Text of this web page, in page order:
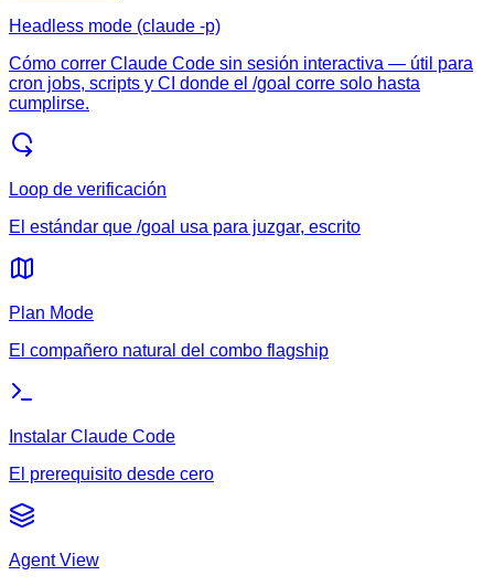
Headless mode (claude -p)
Cómo correr Claude Code sin sesión interactiva — útil para
cron jobs, scripts y CI donde el /goal corre solo hasta
cumplirse.
Loop de verificación
El estándar que /goal usa para juzgar, escrito
Plan Mode
El compañero natural del combo flagship
Instalar Claude Code
El prerequisito desde cero
Agent View